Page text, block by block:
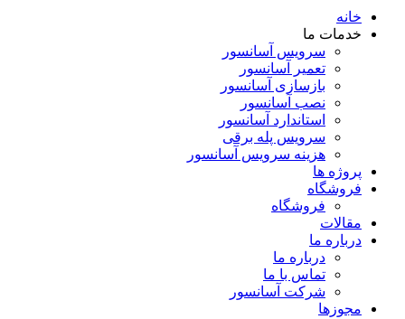
خانه
خدمات ما
سرویس آسانسور
تعمیر آسانسور
بازسازی آسانسور
نصب آسانسور
استاندارد آسانسور
سرویس پله برقی
هزینه سرویس آسانسور
پروژه ها
فروشگاه
فروشگاه
مقالات
درباره ما
درباره ما
تماس با ما
شرکت آسانسور
مجوزها